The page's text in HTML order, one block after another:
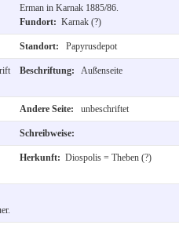
Erman in Karnak 1885/86.
Fundort: Karnak (?)
Standort: Papyrusdepot
Beschriftung: Außenseite
Andere Seite: unbeschriftet
Schreibweise:
Herkunft: Diospolis = Theben (?)